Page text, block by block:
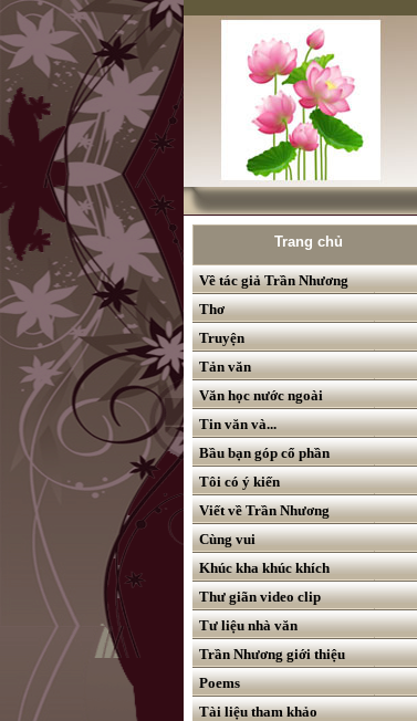
Trang chủ
Về tác giả Trần Nhương
Thơ
Truyện
Tản văn
Văn học nước ngoài
Tin văn và...
Bầu bạn góp cổ phần
Tôi có ý kiến
Viết về Trần Nhương
Cùng vui
Khúc kha khúc khích
Thư giãn video clip
Tư liệu nhà văn
Trần Nhương giới thiệu
Poems
Tài liệu tham khảo